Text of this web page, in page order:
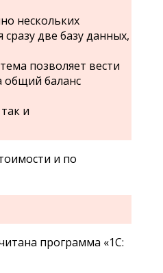
нескольких
две базу данных,
позволяет вести
общий баланс
и
и по
программа «1С: